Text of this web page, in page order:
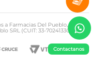
Contactanos
a Farmacias Del Pueblo,
SRL (CUIT: 33-70241330-9)